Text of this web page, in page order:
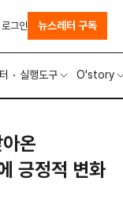
실행도구 O'story
로그인 뉴스레터 구독
온
긍정적 변화